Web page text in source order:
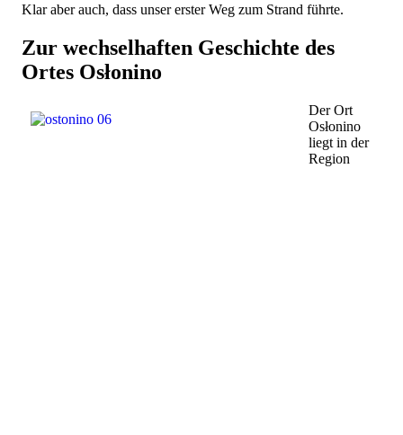
Klar aber auch, dass unser erster Weg zum Strand führte.
Zur wechselhaften Geschichte des
Ortes Osłonino
Der Ort
Osłonino
liegt in der
Region